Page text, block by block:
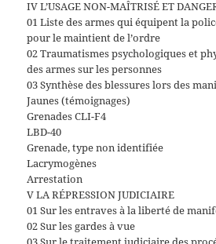
IV L’USAGE NON-MAÎTRISÉ ET
01 Liste des armes qui équipent la
pour le maintient de l’ordre
02 Traumatismes psychologiques et
des armes sur les personnes
03 Synthèse des blessures lors des
Jaunes (témoignages)
Grenades CLI-F4
LBD-40
Grenade, type non identifiée
Lacrymogènes
Arrestation
V LA RÉPRESSION JUDICIAIRE
01 Sur les entraves à la liberté de
02 Sur les gardes à vue